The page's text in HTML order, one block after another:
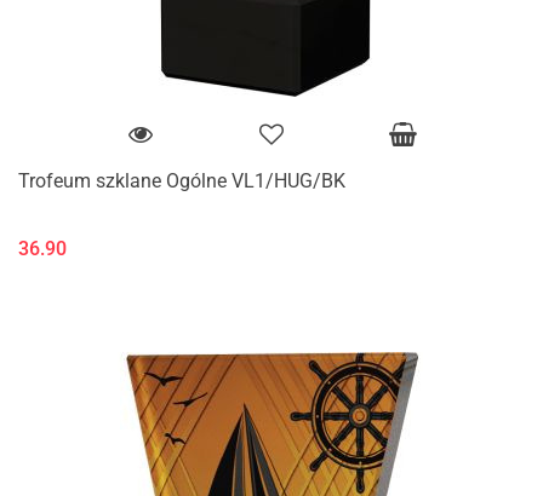
Trofeum szklane Ogólne VL1/HUG/BK
36.90